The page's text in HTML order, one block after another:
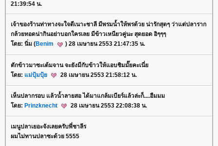
21:39:54 น.
เจ้าของร้านท่าทางจะใจดีเนาะชาลี มีพรมน้ำให้พรด้วย น่ารักสุดๆ ว่าแต่ปลาราก
กล้วยทอดน่ากินอย่าบอกใครเลย มีข้าวเหนียวคู่นะ สุดยอด อิๆๆๆ
ดย: นิ่ม (Benim ) 28 เมษายน 2553 21:47:35 น.
ตักข้าวมาซะเต้มจาน จะยังมีกับข้าวให้แอบชิมมั๊ยคะเนี่
ดย: ม่ปุ้มปุ้ 28 เมษายน 2553 21:58:12 น.
เห็นปลากรอบ แล้วน้ำลายสอ ได้มาแกล้มเบียร์แล้วล่ะก็....อืมมม
ดย: Prinzknecht 28 เมษายน 2553 22:08:38 น.
เมนูปลาเยอะจังเลยครับพี่ชาลีร
ผมไม่ทานปลาซะด้วย 5555